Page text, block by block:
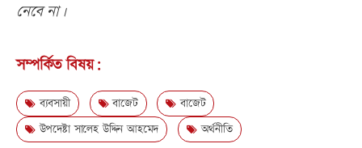
নেবে না।
সম্পর্কিত বিষয়:
ব্যবসায়ী বাজেট
বাজেট
উপদেষ্টা সালেহ উদ্দিন আহমেদ
অর্থনীতি